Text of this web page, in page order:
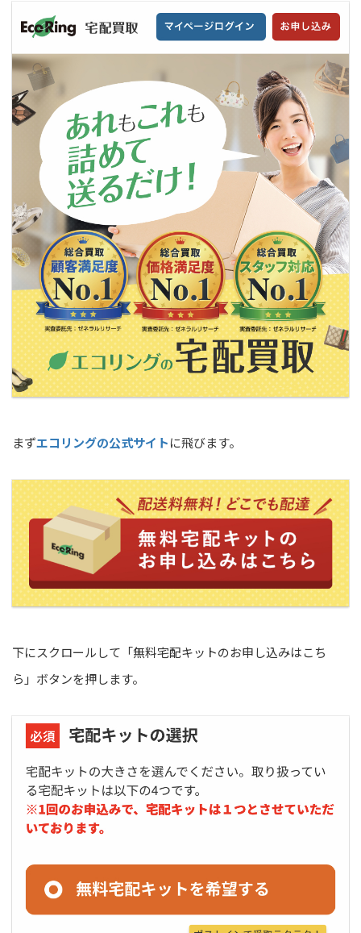
まずエコリングの公式サイトに飛びます。
下にスクロールして「無料宅配キットのお申し込みはこち
ら」ボタンを押します。